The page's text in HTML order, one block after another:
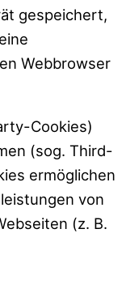
gespeichert,
Webbrowser
Cookies)
(sog. Third-
ermöglichen
von
(z. B.